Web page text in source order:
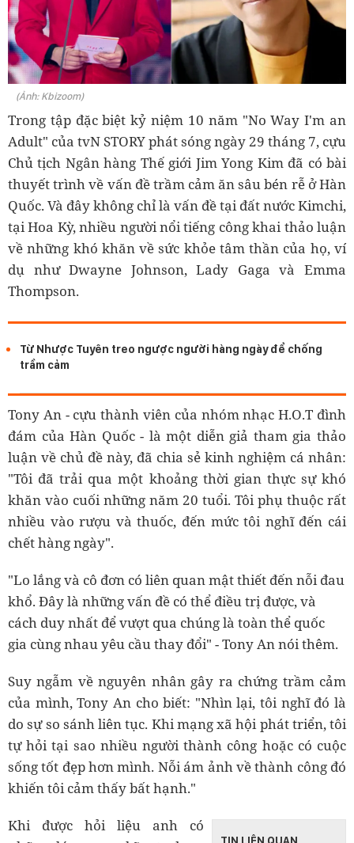
(Ảnh: Kbizoom)
Trong tập đặc biệt kỷ niệm 10 năm "No Way I'm an
Adult" của tvN STORY phát sóng ngày 29 tháng 7, cựu
Chủ tịch Ngân hàng Thế giới Jim Yong Kim đã có bài
thuyết trình về vấn đề trầm cảm ăn sâu bén rễ ở Hàn
Quốc. Và đây không chỉ là vấn đề tại đất nước Kimchi,
tại Hoa Kỳ, nhiều người nổi tiếng công khai thảo luận
về những khó khăn về sức khỏe tâm thần của họ, ví
dụ như Dwayne Johnson, Lady Gaga và Emma
Thompson.
Từ Nhược Tuyên treo ngược người hàng ngày để chống
trầm cảm
Tony An - cựu thành viên của nhóm nhạc H.O.T đình
đám của Hàn Quốc - là một diễn giả tham gia thảo
luận về chủ đề này, đã chia sẻ kinh nghiệm cá nhân:
"Tôi đã trải qua một khoảng thời gian thực sự khó
khăn vào cuối những năm 20 tuổi. Tôi phụ thuộc rất
nhiều vào rượu và thuốc, đến mức tôi nghĩ đến cái
chết hàng ngày".
"Lo lắng và cô đơn có liên quan mật thiết đến nỗi đau
khổ. Đây là những vấn đề có thể điều trị được, và
cách duy nhất để vượt qua chúng là toàn thể quốc
gia cùng nhau yêu cầu thay đổi" - Tony An nói thêm.
Suy ngẫm về nguyên nhân gây ra chứng trầm cảm
của mình, Tony An cho biết: "Nhìn lại, tôi nghĩ đó là
do sự so sánh liên tục. Khi mạng xã hội phát triển, tôi
tự hỏi tại sao nhiều người thành công hoặc có cuộc
sống tốt đẹp hơn mình. Nỗi ám ảnh về thành công đó
khiến tôi cảm thấy bất hạnh."
TIN LIÊN QUAN
Khi được hỏi liệu anh có